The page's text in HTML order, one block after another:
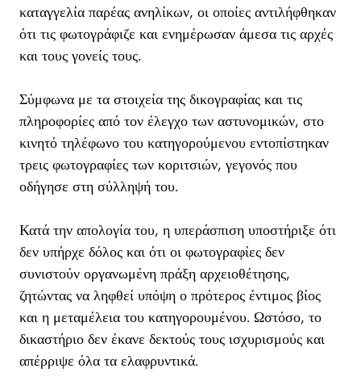
καταγγελία παρέας ανηλίκων, οι οποίες αντιλήφθηκαν
ότι τις φωτογράφιζε και ενημέρωσαν άμεσα τις αρχές
και τους γονείς τους.
Σύμφωνα με τα στοιχεία της δικογραφίας και τις
πληροφορίες από τον έλεγχο των αστυνομικών, στο
κινητό τηλέφωνο του κατηγορούμενου εντοπίστηκαν
τρεις φωτογραφίες των κοριτσιών, γεγονός που
οδήγησε στη σύλληψή του.
Κατά την απολογία του, η υπεράσπιση υποστήριξε ότι
δεν υπήρχε δόλος και ότι οι φωτογραφίες δεν
συνιστούν οργανωμένη πράξη αρχειοθέτησης,
ζητώντας να ληφθεί υπόψη ο πρότερος έντιμος βίος
και η μεταμέλεια του κατηγορουμένου. Ωστόσο, το
δικαστήριο δεν έκανε δεκτούς τους ισχυρισμούς και
απέρριψε όλα τα ελαφρυντικά.